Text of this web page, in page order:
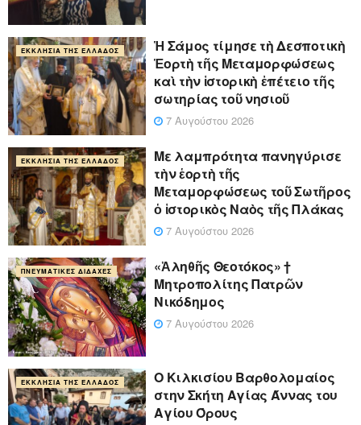
ΕΚΚΛΗΣΊΑ ΤΗΣ ΕΛΛΆΔΟΣ
Ἡ Σάμος τίμησε τὴ Δεσποτικὴ
Ἑορτὴ τῆς Μεταμορφώσεως
καὶ τὴν ἱστορικὴ ἐπέτειο τῆς
σωτηρίας τοῦ νησιοῦ
7 Αυγούστου 2026
ΕΚΚΛΗΣΊΑ ΤΗΣ ΕΛΛΆΔΟΣ
Με λαμπρότητα πανηγύρισε
τὴν ἑορτὴ τῆς
Μεταμορφώσεως τοῦ Σωτῆρος
ὁ ἱστορικὸς Ναὸς τῆς Πλάκας
7 Αυγούστου 2026
ΠΝΕΥΜΑΤΙΚΈΣ ΔΙΔΑΧΈΣ
«Ἀληθῆς Θεοτόκος» †
Μητροπολίτης Πατρῶν
Νικόδημος
7 Αυγούστου 2026
ΕΚΚΛΗΣΊΑ ΤΗΣ ΕΛΛΆΔΟΣ
Ο Κιλκισίου Βαρθολομαίος
στην Σκήτη Αγίας Άννας του
Αγίου Όρους